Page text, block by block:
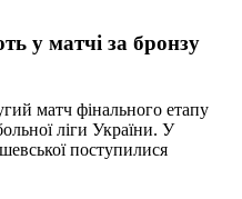
у матчі за бронзу
матч фінального етапу
ліги України. У
поступилися